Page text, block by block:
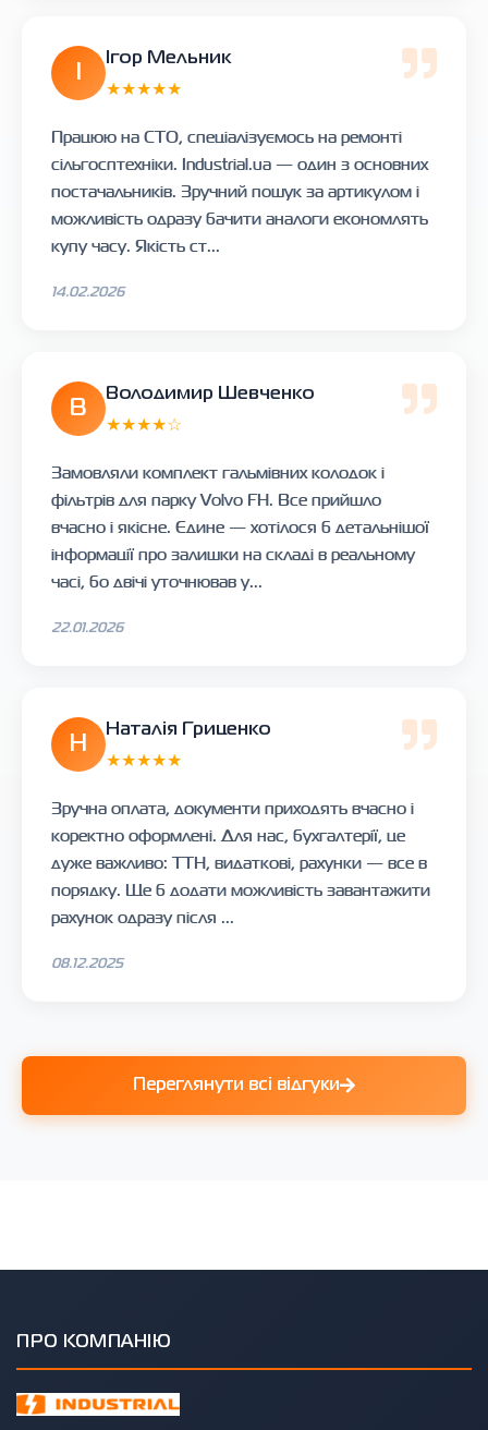
Ігор Мельник
★★★★★
Працюю на СТО, спеціалізуємось на ремонті
сільгосптехніки. Industrial.ua — один з основних
постачальників. Зручний пошук за артикулом і
можливість одразу бачити аналоги економлять
купу часу. Якість ст...
14.02.2026
В
Володимир Шевченко
★★★★☆
Замовляли комплект гальмівних колодок і
фільтрів для парку Volvo FH. Все прийшло
вчасно і якісне. Єдине — хотілося б детальнішої
інформації про залишки на складі в реальному
часі, бо двічі уточнював у...
22.01.2026
Н
Наталія Гриценко
★★★★★
Зручна оплата, документи приходять вчасно і
коректно оформлені. Для нас, бухгалтерії, це
дуже важливо: ТТН, видаткові, рахунки — все в
порядку. Ще б додати можливість завантажити
рахунок одразу після ...
08.12.2025
Переглянути всі відгуки
ПРО КОМПАНІЮ